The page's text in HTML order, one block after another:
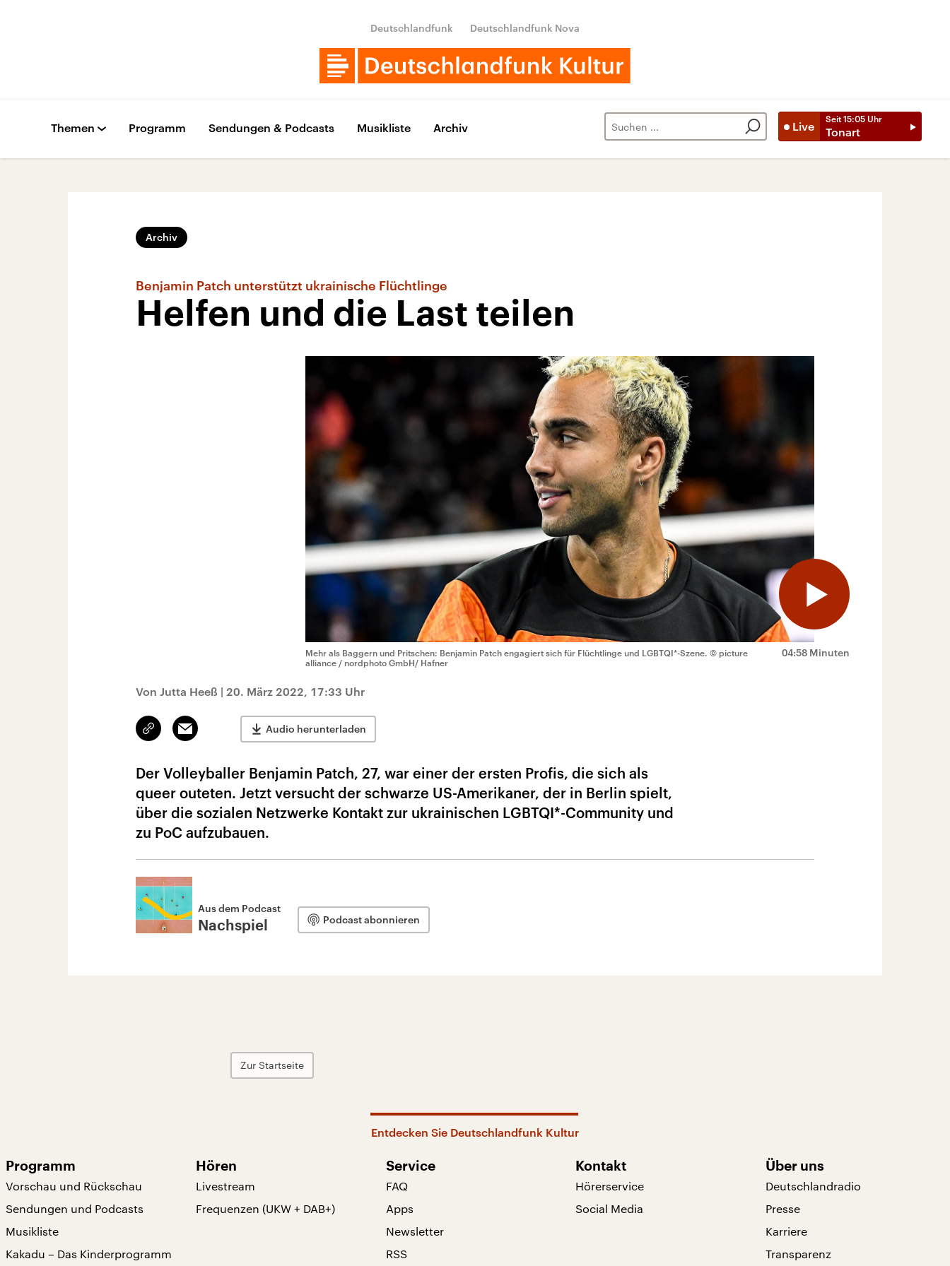
Deutschlandfunk Deutschlandfunk Nova
Live
Seit 15:05 Uhr
Tonart
Themen Programm Sendungen & Podcasts Musikliste Archiv
Archiv
Benjamin Patch unterstützt ukrainische Flüchtlinge
Helfen und die Last teilen
04:58 Minuten
Mehr als Baggern und Pritschen: Benjamin Patch engagiert sich für Flüchtlinge und LGBTQI*-Szene. © picture
alliance / nordphoto GmbH/ Hafner
Von Jutta Heeß | 20. März 2022, 17:33 Uhr
Link
kopieren/teilen
Email Audio herunterladen
Der Volleyballer Benjamin Patch, 27, war einer der ersten Profis, die sich als
queer outeten. Jetzt versucht der schwarze US-Amerikaner, der in Berlin spielt,
über die sozialen Netzwerke Kontakt zur ukrainischen LGBTQI*-Community und
zu PoC aufzubauen.
Aus dem Podcast
Nachspiel Podcast abonnieren
Zur Startseite
Entdecken Sie Deutschlandfunk Kultur
Programm
Vorschau und Rückschau
Sendungen und Podcasts
Musikliste
Kakadu – Das Kinderprogramm
Hören
Livestream
Frequenzen (UKW + DAB+)
Service
FAQ
Apps
Newsletter
RSS
Kontakt
Hörerservice
Social Media
Über uns
Deutschlandradio
Presse
Karriere
Transparenz